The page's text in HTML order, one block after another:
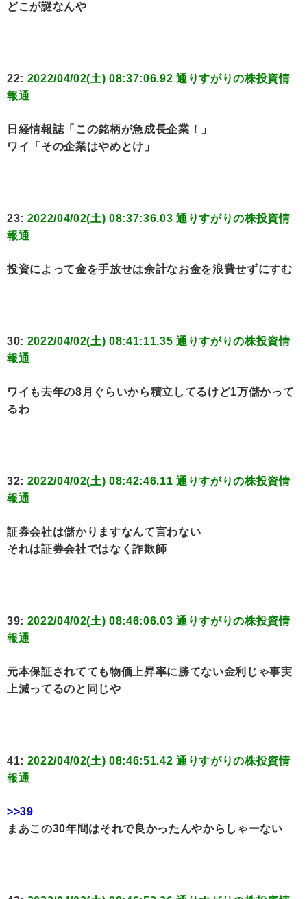
どこが謎なんや
22: 2022/04/02(土) 08:37:06.92 通りすがりの株投資情
報通
日経情報誌「この銘柄が急成長企業！」
ワイ「その企業はやめとけ」
23: 2022/04/02(土) 08:37:36.03 通りすがりの株投資情
報通
投資によって金を手放せは余計なお金を浪費せずにすむ
30: 2022/04/02(土) 08:41:11.35 通りすがりの株投資情
報通
ワイも去年の8月ぐらいから積立してるけど1万儲かって
るわ
32: 2022/04/02(土) 08:42:46.11 通りすがりの株投資情
報通
証券会社は儲かりますなんて言わない
それは証券会社ではなく詐欺師
39: 2022/04/02(土) 08:46:06.03 通りすがりの株投資情
報通
元本保証されてても物価上昇率に勝てない金利じゃ事実
上減ってるのと同じや
41: 2022/04/02(土) 08:46:51.42 通りすがりの株投資情
報通
>>39
まあこの30年間はそれで良かったんやからしゃーない